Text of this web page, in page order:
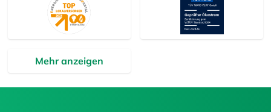
Mehr anzeigen